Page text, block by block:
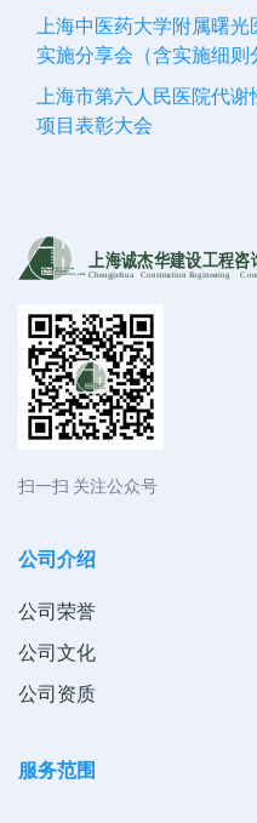
上海中医药大学附属曙
实施分享会（含实施细则
上海市第六人民医院代
项目表彰大会
上海诚杰华建设工程咨
Chengjiehua Construction Engineering C
扫一扫 关注公众号
公司介绍
公司荣誉
公司文化
公司资质
服务范围